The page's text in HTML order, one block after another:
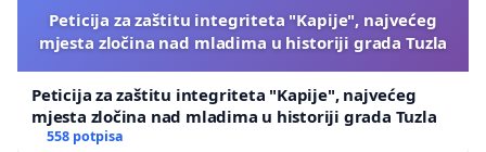
Peticija za zaštitu integriteta "Kapije", najvećeg
mjesta zločina nad mladima u historiji grada Tuzla
Peticija za zaštitu integriteta "Kapije", najvećeg
mjesta zločina nad mladima u historiji grada Tuzla
558 potpisa